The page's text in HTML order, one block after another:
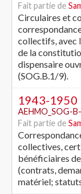
Fait partie de
Circulaires et
collectifs, avec
de la
dispensaire
(SOG.B.1/9).
1943-1950
AEHMO_SOG-
Fait partie de
collectives,
bénéficiaires
(contrats,
matériel;